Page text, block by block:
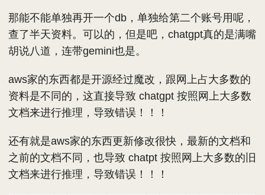
那能不能单独再开一个db，单独给第二个账号用呢，
查了半天资料。可以的，但是吧，chatgpt真的是满嘴
胡说八道，连带gemini也是。
aws家的东西都是开源经过魔改，跟网上占大多数的
资料是不同的，这直接导致 chatgpt 按照网上大多数
文档来进行推理，导致错误！！！
还有就是aws家的东西更新修改很快，最新的文档和
之前的文档不同，也导致 chatpt 按照网上大多数的旧
文档来进行推理，导致错误！！！